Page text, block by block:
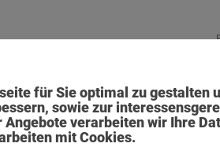
für Sie optimal zu gestalten
sowie zur
verarbeiten wir Ihre
mit Cookies.